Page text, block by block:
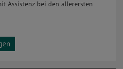
Assistenz bei den allerersten